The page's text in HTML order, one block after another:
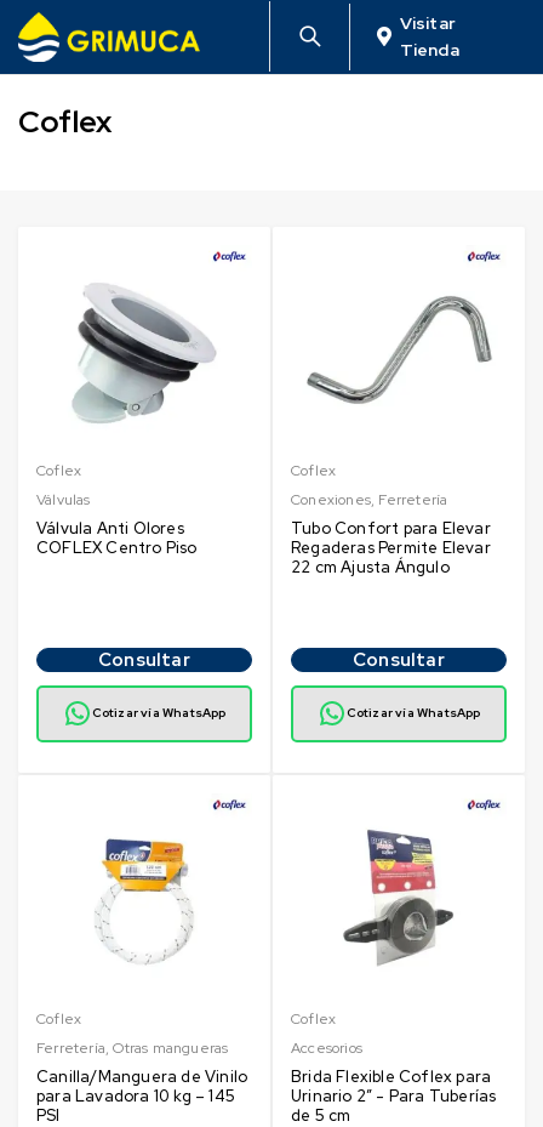
Visitar
Tienda
Coflex
Coflex
Válvulas
Válvula Anti Olores
COFLEX Centro Piso
Consultar
Cotizar vía WhatsApp
Coflex
Conexiones, Ferretería
Tubo Confort para Elevar
Regaderas Permite Elevar
22 cm Ajusta Ángulo
Consultar
Cotizar vía WhatsApp
Coflex
Ferretería,Otras mangueras
Canilla/Manguera de Vinilo
para Lavadora 10 kg – 145
PSI
Coflex
Accesorios
Brida Flexible Coflex para
Urinario 2″ - Para Tuberías
de 5 cm